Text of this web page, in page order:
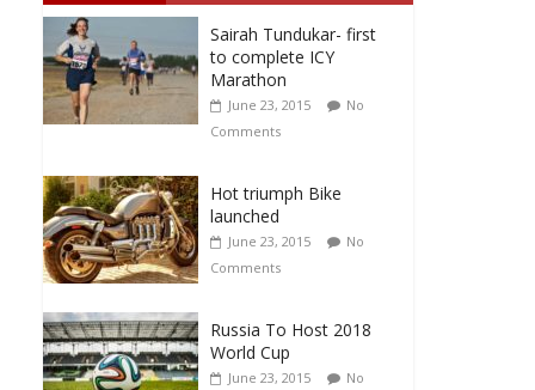
Sairah Tundukar- first
to complete ICY
Marathon
June 23, 2015
No
Comments
Hot triumph Bike
launched
June 23, 2015
No
Comments
Russia To Host 2018
World Cup
June 23, 2015
No